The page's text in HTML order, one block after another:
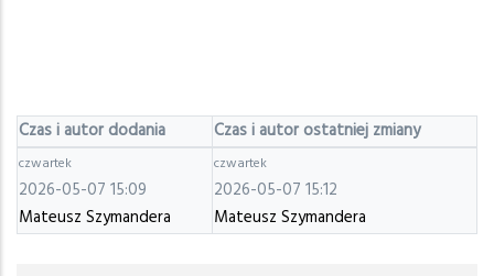
Czas i autor dodania Czas i autor ostatniej zmiany
czwartek
2026-05-07 15:09
Mateusz Szymandera
czwartek
2026-05-07 15:12
Mateusz Szymandera